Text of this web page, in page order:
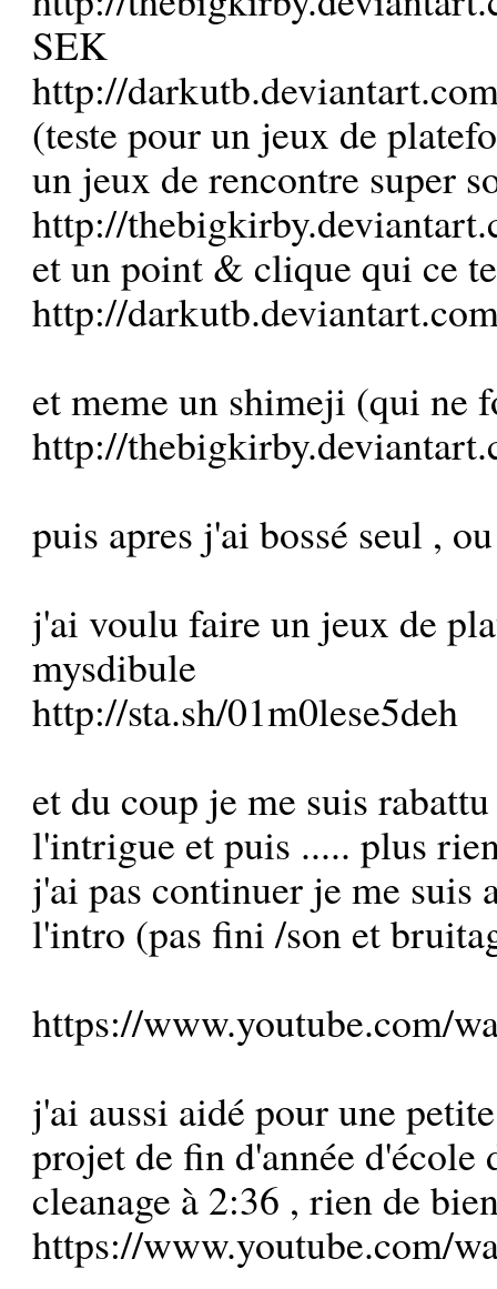
SEK
http://
(teste pour un jeux de
un jeux de rencontre super
http://
et un point & clique qui ce
http://
et meme un shimeji (qui ne
http://
puis apres j'ai bossé seul ,
j'ai voulu faire un jeux de
mysdibule
http://sta.sh/01m0lese5deh
et du coup je me suis
l'intrigue et puis ..... plus
j'ai pas continuer je me suis
l'intro (pas fini /son et
https://www.youtube.com/
j'ai aussi aidé pour une
projet de fin d'année
cleanage à 2:36 , rien de
https://www.youtube.com/